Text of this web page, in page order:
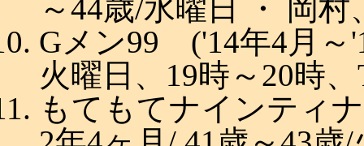
～44歳/水曜日 ・ 岡村
Gメン99 ('14年4月～
火曜日、19時～20時
もてもてナインティ